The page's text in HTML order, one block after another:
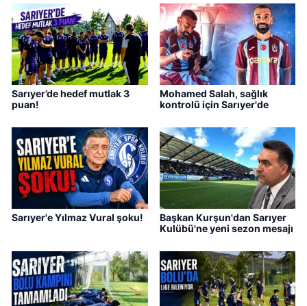
Sarıyer’de hedef mutlak 3
puan!
Mohamed Salah, sağlık
kontrolü için Sarıyer'de
Sarıyer'e Yılmaz Vural şoku!
Başkan Kurşun'dan Sarıyer
Kulübü'ne yeni sezon mesajı